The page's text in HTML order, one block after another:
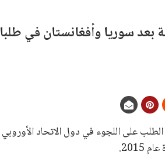
بعد سوريا وأفغانستان في
على اللجوء في دول الاتحاد